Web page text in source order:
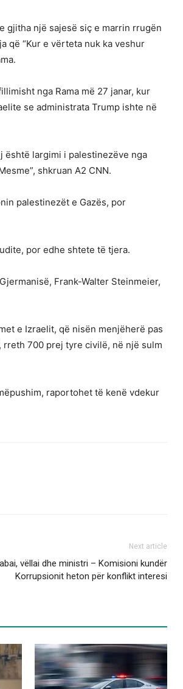
gjitha një sajesë siç e marrin rrugën
që “Kur e vërteta nuk ka veshur
nga Rama më 27 janar, kur
se administrata Trump ishte në
është largimi i palestinezëve nga
shkruan A2 CNN.
palestinezët e Gazës, por
por edhe shtete të tjera.
Frank-Walter Steinmeier,
e Izraelit, që nisën menjëherë pas
700 prej tyre civilë, në një sulm
raportohet të kenë vdekur
Next article
vëllai dhe ministri – Komisioni kundër
Korrupsionit heton për konflikt interesi